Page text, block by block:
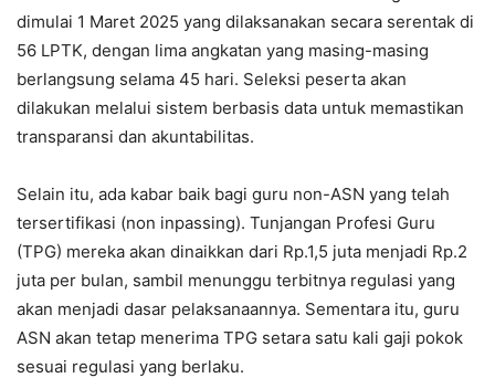
dimulai 1 Maret 2025 yang dilaksanakan secara serentak di
56 LPTK, dengan lima angkatan yang masing-masing
berlangsung selama 45 hari. Seleksi peserta akan
dilakukan melalui sistem berbasis data untuk memastikan
transparansi dan akuntabilitas.
Selain itu, ada kabar baik bagi guru non-ASN yang telah
tersertifikasi (non inpassing). Tunjangan Profesi Guru
(TPG) mereka akan dinaikkan dari Rp.1,5 juta menjadi Rp.2
juta per bulan, sambil menunggu terbitnya regulasi yang
akan menjadi dasar pelaksanaannya. Sementara itu, guru
ASN akan tetap menerima TPG setara satu kali gaji pokok
sesuai regulasi yang berlaku.